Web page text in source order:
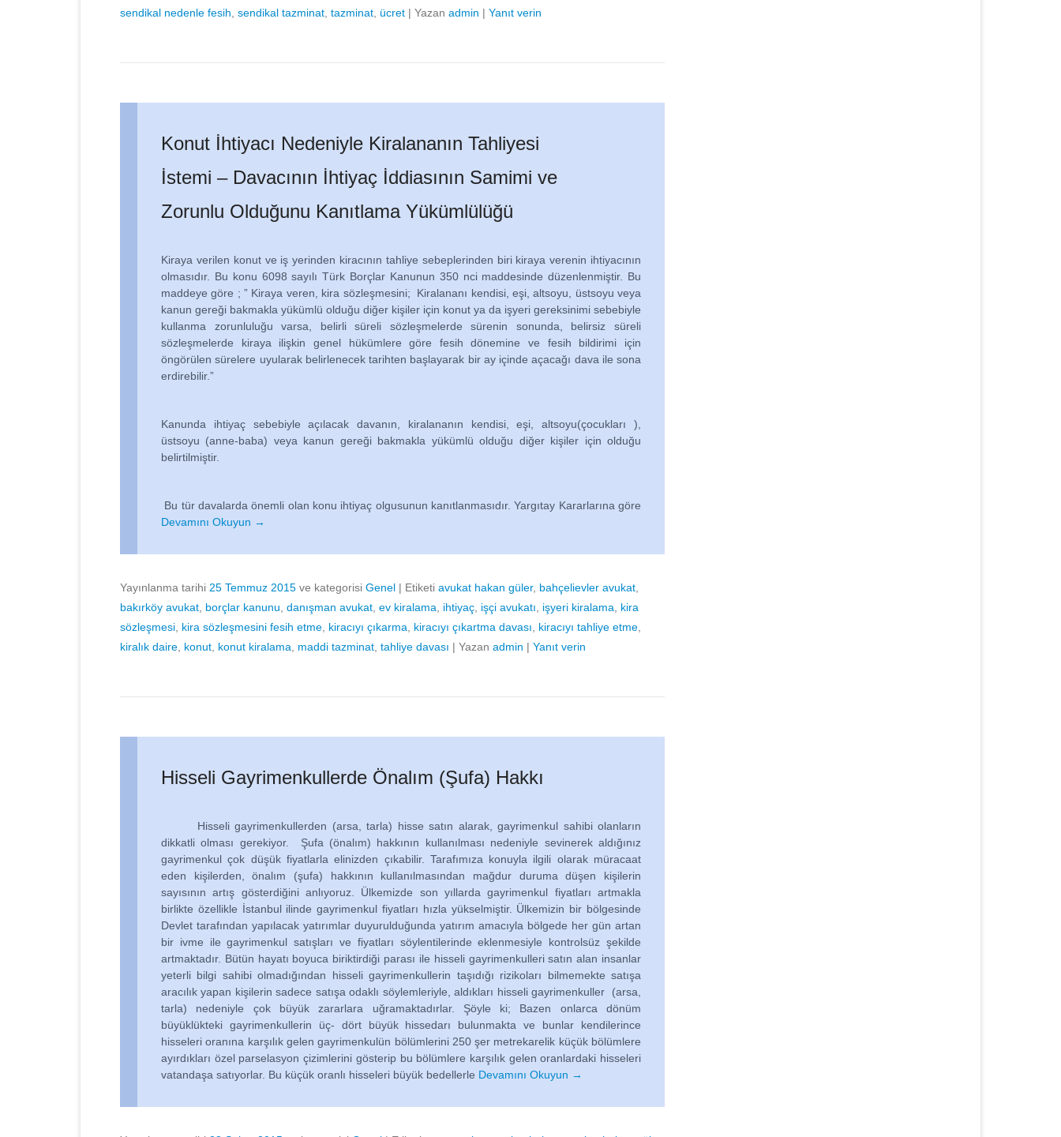
sendikal nedenle fesih sendikal tazminat tazminat ücret | Yazan admin | Yanıt verin
Konut İhtiyacı Nedeniyle Kiralananın Tahliyesi
İstemi – Davacının İhtiyaç İddiasının Samimi ve
Zorunlu Olduğunu Kanıtlama Yükümlülüğü
Kiraya verilen konut ve iş yerinden kiracının tahliye sebeplerinden biri kiraya verenin ihtiyacının
olmasıdır. Bu konu 6098 sayılı Türk Borçlar Kanunun 350 nci maddesinde düzenlenmiştir. Bu
maddeye göre ; ” Kiraya veren, kira sözleşmesini; Kiralananı kendisi, eşi, altsoyu, üstsoyu veya
kanun gereği bakmakla yükümlü olduğu diğer kişiler için konut ya da işyeri gereksinimi sebebiyle
kullanma zorunluluğu varsa, belirli süreli sözleşmelerde sürenin sonunda, belirsiz süreli
sözleşmelerde kiraya ilişkin genel hükümlere göre fesih dönemine ve fesih bildirimi için
öngörülen sürelere uyularak belirlenecek tarihten başlayarak bir ay içinde açacağı dava ile sona
erdirebilir.”
Kanunda ihtiyaç sebebiyle açılacak davanın, kiralananın kendisi, eşi, altsoyu(çocukları ),
üstsoyu (anne-baba) veya kanun gereği bakmakla yükümlü olduğu diğer kişiler için olduğu
belirtilmiştir.
Bu tür davalarda önemli olan konu ihtiyaç olgusunun kanıtlanmasıdır. Yargıtay Kararlarına göre
Devamını Okuyun →
Yayınlanma tarihi 25 Temmuz 2015 ve kategorisi Genel | Etiketi avukat hakan güler, bahçelievler avukat
bakırköy avukat borçlar kanunu danışman avukat ev kiralama ihtiyaç işçi avukatı işyeri kiralama
kira
sözleşmesi kira sözleşmesini fesih etme kiracıyı çıkarma kiracıyı çıkartma davası kiracıyı tahliye etme
kiralık daire konut konut kiralama maddi tazminat tahliye davası | Yazan admin | Yanıt verin
Hisseli Gayrimenkullerde Önalım (Şufa) Hakkı
Hisseli gayrimenkullerden (arsa, tarla) hisse satın alarak, gayrimenkul sahibi olanların
dikkatli olması gerekiyor. Şufa (önalım) hakkının kullanılması nedeniyle sevinerek aldığınız
gayrimenkul çok düşük fiyatlarla elinizden çıkabilir. Tarafımıza konuyla ilgili olarak müracaat
eden kişilerden, önalım (şufa) hakkının kullanılmasından mağdur duruma düşen kişilerin
sayısının artış gösterdiğini anlıyoruz. Ülkemizde son yıllarda gayrimenkul fiyatları artmakla
birlikte özellikle İstanbul ilinde gayrimenkul fiyatları hızla yükselmiştir. Ülkemizin bir bölgesinde
Devlet tarafından yapılacak yatırımlar duyurulduğunda yatırım amacıyla bölgede her gün artan
bir ivme ile gayrimenkul satışları ve fiyatları söylentilerinde eklenmesiyle kontrolsüz şekilde
artmaktadır. Bütün hayatı boyuca biriktirdiği parası ile hisseli gayrimenkulleri satın alan insanlar
yeterli bilgi sahibi olmadığından hisseli gayrimenkullerin taşıdığı rizikoları bilmemekte satışa
aracılık yapan kişilerin sadece satışa odaklı söylemleriyle, aldıkları hisseli gayrimenkuller (arsa,
tarla) nedeniyle çok büyük zararlara uğramaktadırlar. Şöyle ki; Bazen onlarca dönüm
büyüklükteki gayrimenkullerin üç- dört büyük hissedarı bulunmakta ve bunlar kendilerince
hisseleri oranına karşılık gelen gayrimenkulün bölümlerini 250 şer metrekarelik küçük bölümlere
ayırdıkları özel parselasyon çizimlerini gösterip bu bölümlere karşılık gelen oranlardaki hisseleri
vatandaşa satıyorlar. Bu küçük oranlı hisseleri büyük bedellerle Devamını Okuyun →